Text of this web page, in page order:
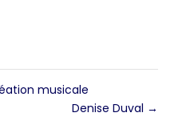
musicale
Denise Duval →